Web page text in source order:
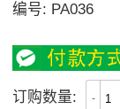
编号: PA036
订购数量: -